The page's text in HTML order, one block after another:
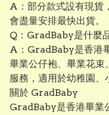
A：部分款式設有現
會盡量安排最快出貨。
Q：GradBaby是什麼
A：GradBaby是香港
畢業公仔袍、畢業花束
服務，適用於幼稚園、
關於 GradBaby
GradBaby是香港畢業